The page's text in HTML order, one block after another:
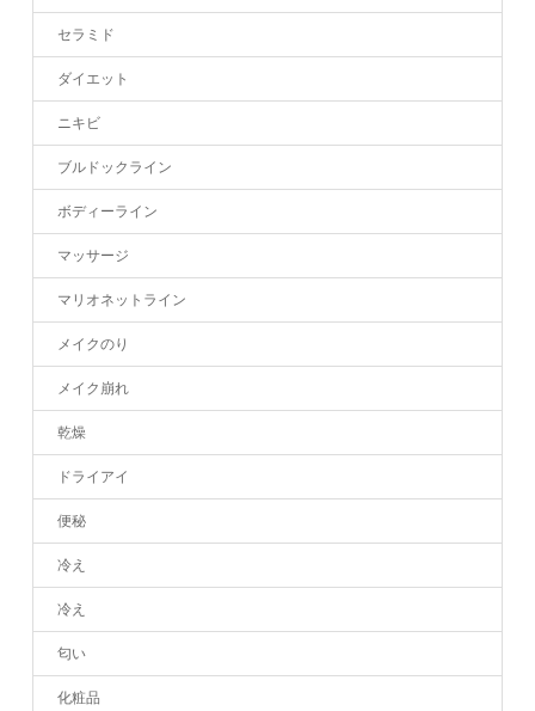
セラミド
ダイエット
ニキビ
ブルドックライン
ボディーライン
マッサージ
マリオネットライン
メイクのり
メイク崩れ
乾燥
ドライアイ
便秘
冷え
冷え
匂い
化粧品